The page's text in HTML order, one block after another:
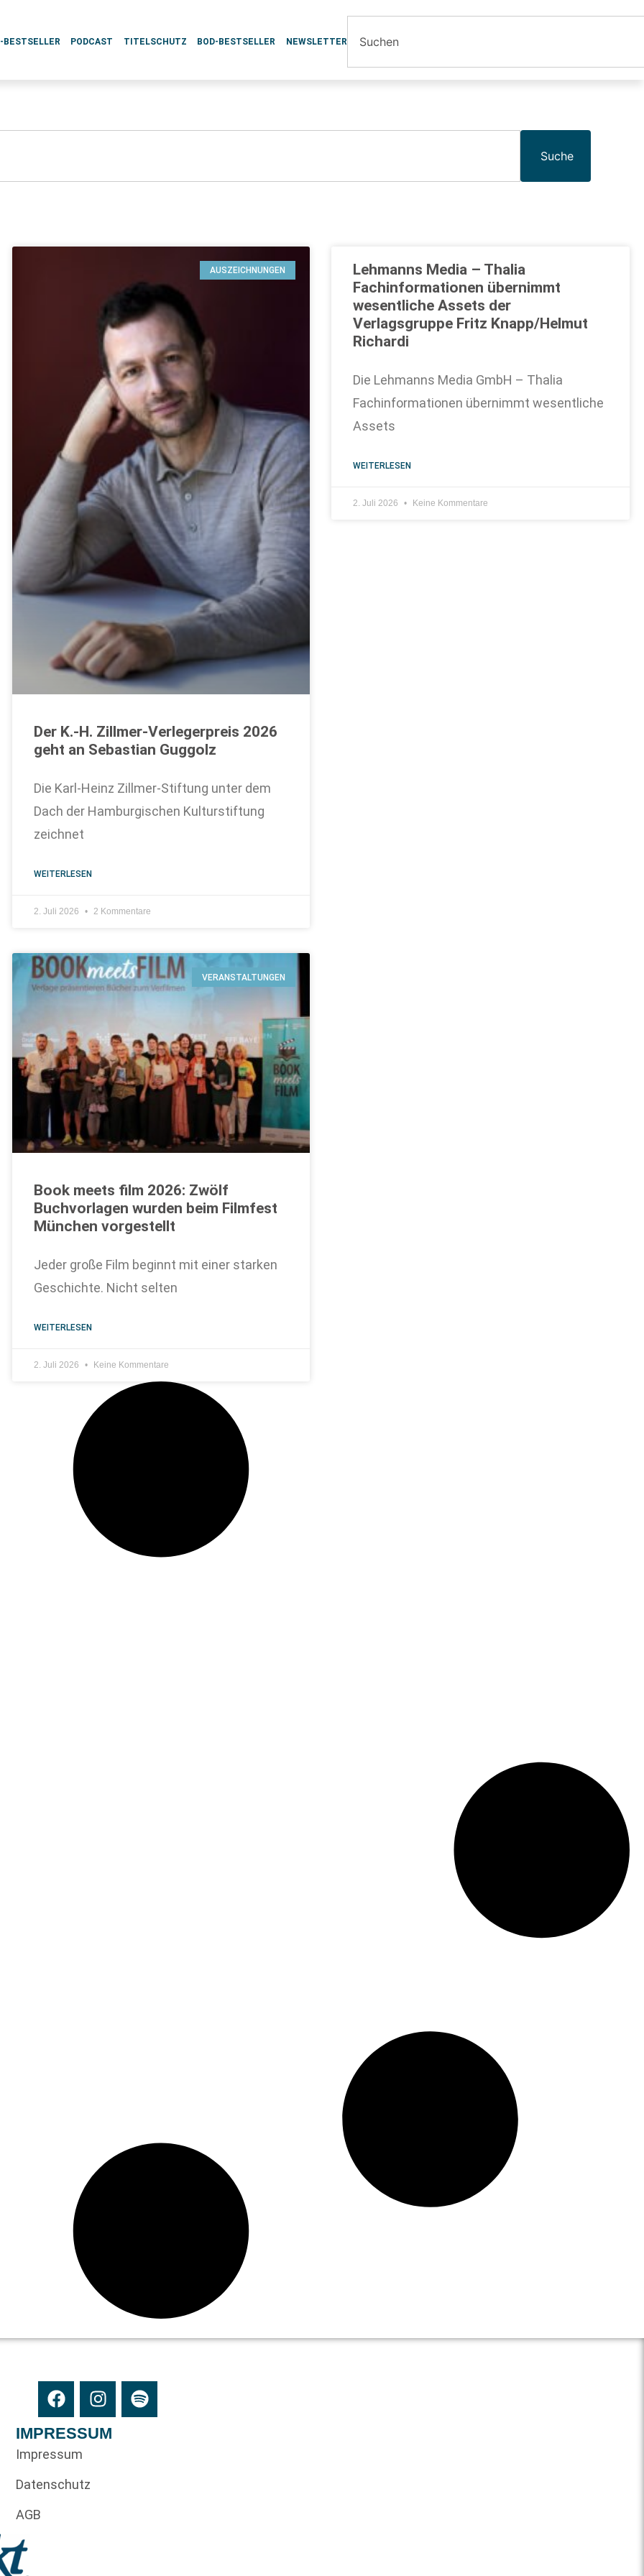
BESTSELLER PODCAST TITELSCHUTZ BOD-BESTSELLER NEWSLETTER
Suche
AUSZEICHNUNGEN
Der K.-H. Zillmer-Verlegerpreis 2026
geht an Sebastian Guggolz
Die Karl-Heinz Zillmer-Stiftung unter dem
Dach der Hamburgischen Kulturstiftung
zeichnet
WEITERLESEN
2. Juli 2026 2 Kommentare
Lehmanns Media – Thalia
Fachinformationen übernimmt
wesentliche Assets der
Verlagsgruppe Fritz Knapp/Helmut
Richardi
Die Lehmanns Media GmbH – Thalia
Fachinformationen übernimmt wesentliche
Assets
WEITERLESEN
2. Juli 2026 Keine Kommentare
VERANSTALTUNGEN
Book meets film 2026: Zwölf
Buchvorlagen wurden beim Filmfest
München vorgestellt
Jeder große Film beginnt mit einer starken
Geschichte. Nicht selten
WEITERLESEN
2. Juli 2026 Keine Kommentare
IMPRESSUM
Impressum
Datenschutz
AGB